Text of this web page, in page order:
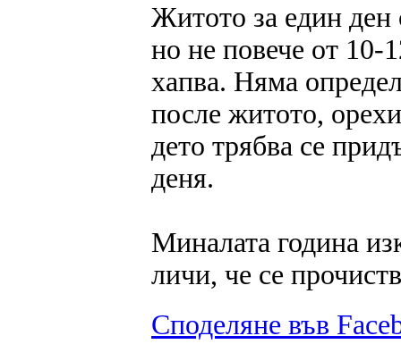
Житото за един ден
но не повече от 10-
хапва. Няма
после житото,
дето трябва се
деня.
Миналата година
личи, че се
Споделяне във